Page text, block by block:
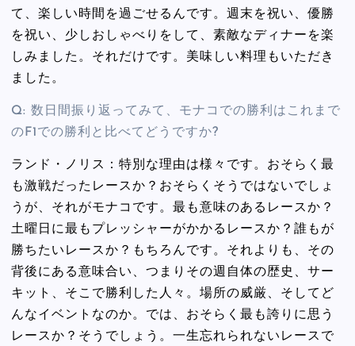
て、楽しい時間を過ごせるんです。週末を祝い、優勝
を祝い、少しおしゃべりをして、素敵なディナーを楽
しみました。それだけです。美味しい料理もいただき
ました。
Q: 数日間振り返ってみて、モナコでの勝利はこれまで
のF1での勝利と比べてどうですか?
ランド・ノリス：特別な理由は様々です。おそらく最
も激戦だったレースか？おそらくそうではないでしょ
うが、それがモナコです。最も意味のあるレースか？
土曜日に最もプレッシャーがかかるレースか？誰もが
勝ちたいレースか？もちろんです。それよりも、その
背後にある意味合い、つまりその週自体の歴史、サー
キット、そこで勝利した人々。場所の威厳、そしてど
んなイベントなのか。では、おそらく最も誇りに思う
レースか？そうでしょう。一生忘れられないレースで